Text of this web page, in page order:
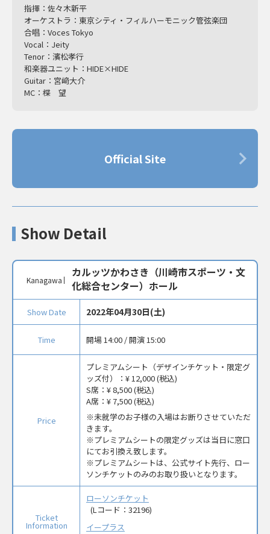
指揮：佐々木新平
オーケストラ：東京シティ・フィルハーモニック管弦楽団
合唱：Voces Tokyo
Vocal：Jeity
Tenor：濱松孝行
和楽器ユニット：HIDE×HIDE
Guitar：宮﨑大介
MC：楪 望
Official Site
Show Detail
Kanagawa
カルッツかわさき（川崎市スポーツ・文
化総合センター）ホール
Show Date 2022年04月30日(土)
Time 開場 14:00 / 開演 15:00
Price
プレミアムシート（デザインチケット・限定グ
ッズ付）： ¥ 12,000 (税込)
S席： ¥ 8,500 (税込)
A席： ¥ 7,500 (税込)
未就学のお子様の入場はお断りさせていただ
きます。
※プレミアムシートの限定グッズは当日に窓口
にてお引換え致します。
※プレミアムシートは、公式サイト先行、ロー
ソンチケットのみのお取り扱いとなります。
Ticket
Information
ローソンチケット
(Lコード：32196)
イープラス